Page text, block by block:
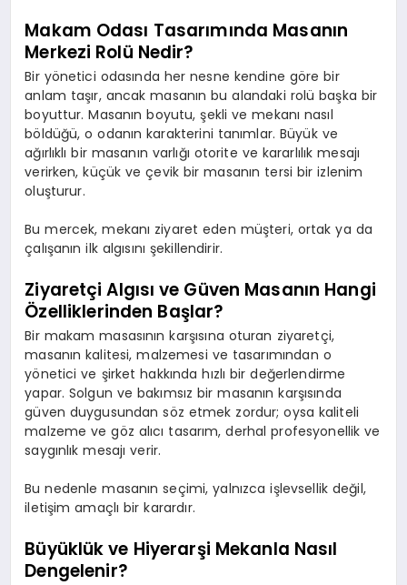
Makam Odası Tasarımında Masanın
Merkezi Rolü Nedir?
Bir yönetici odasında her nesne kendine göre bir
anlam taşır, ancak masanın bu alandaki rolü başka bir
boyuttur. Masanın boyutu, şekli ve mekanı nasıl
böldüğü, o odanın karakterini tanımlar. Büyük ve
ağırlıklı bir masanın varlığı otorite ve kararlılık mesajı
verirken, küçük ve çevik bir masanın tersi bir izlenim
oluşturur.
Bu mercek, mekanı ziyaret eden müşteri, ortak ya da
çalışanın ilk algısını şekillendirir.
Ziyaretçi Algısı ve Güven Masanın Hangi
Özelliklerinden Başlar?
Bir makam masasının karşısına oturan ziyaretçi,
masanın kalitesi, malzemesi ve tasarımından o
yönetici ve şirket hakkında hızlı bir değerlendirme
yapar. Solgun ve bakımsız bir masanın karşısında
güven duygusundan söz etmek zordur; oysa kaliteli
malzeme ve göz alıcı tasarım, derhal profesyonellik ve
saygınlık mesajı verir.
Bu nedenle masanın seçimi, yalnızca işlevsellik değil,
iletişim amaçlı bir karardır.
Büyüklük ve Hiyerarşi Mekanla Nasıl
Dengelenir?